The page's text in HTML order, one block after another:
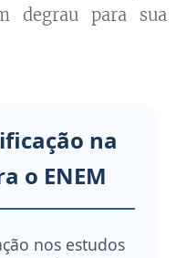
degrau para sua
na
o ENEM
nos estudos